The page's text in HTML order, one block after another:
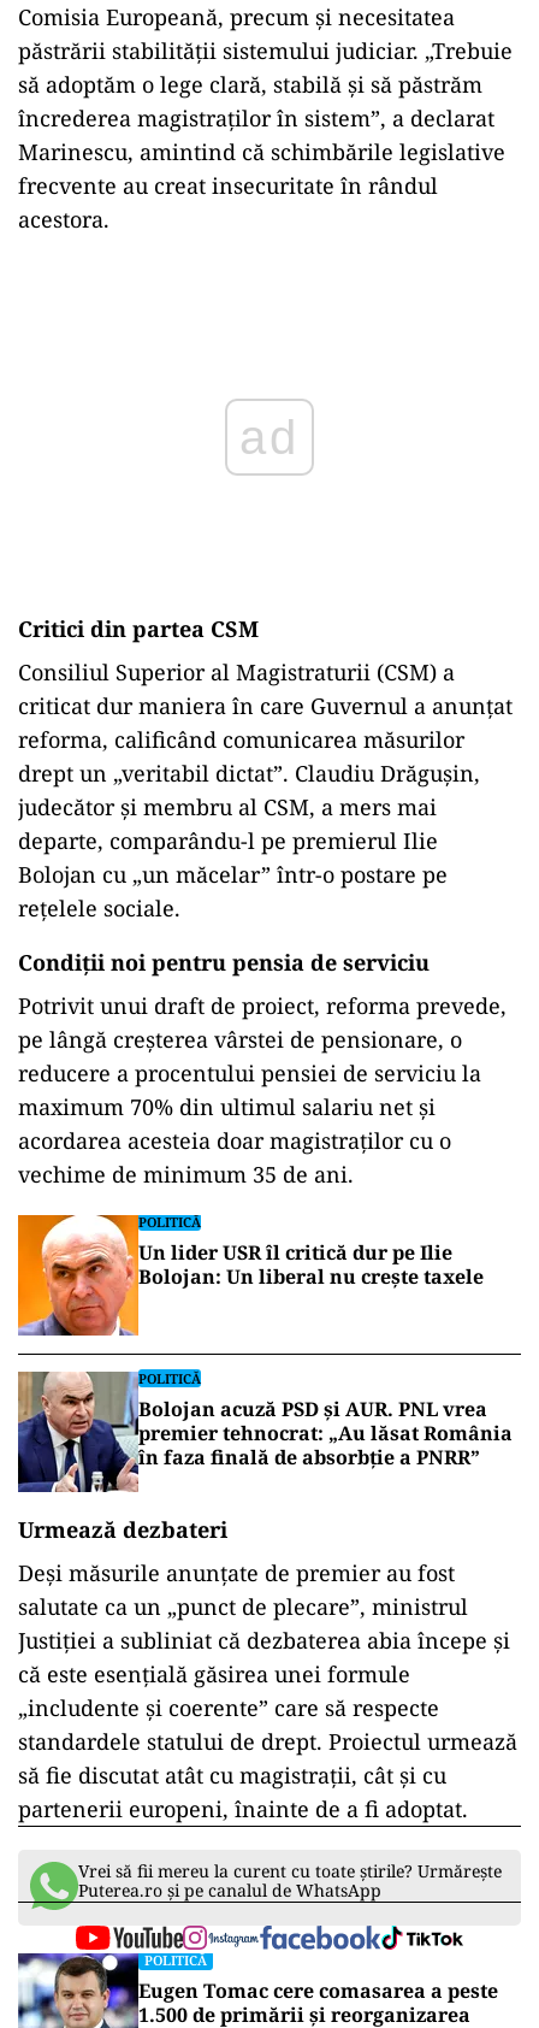
Comisia Europeană, precum și necesitatea
păstrării stabilității sistemului judiciar. „Trebuie
să adoptăm o lege clară, stabilă și să păstrăm
încrederea magistraților în sistem”, a declarat
Marinescu, amintind că schimbările legislative
frecvente au creat insecuritate în rândul
acestora.
Critici din partea CSM
Consiliul Superior al Magistraturii (CSM) a
criticat dur maniera în care Guvernul a anunțat
reforma, calificând comunicarea măsurilor
drept un „veritabil dictat”. Claudiu Drăgușin,
judecător și membru al CSM, a mers mai
departe, comparându-l pe premierul Ilie
Bolojan cu „un măcelar” într-o postare pe
rețelele sociale.
Condiții noi pentru pensia de serviciu
Potrivit unui draft de proiect, reforma prevede,
pe lângă creșterea vârstei de pensionare, o
reducere a procentului pensiei de serviciu la
maximum 70% din ultimul salariu net și
acordarea acesteia doar magistraților cu o
vechime de minimum 35 de ani.
POLITICĂ
Un lider USR îl critică dur pe Ilie
Bolojan: Un liberal nu crește taxele
POLITICĂ
Bolojan acuză PSD și AUR. PNL vrea
premier tehnocrat: „Au lăsat România
în faza finală de absorbţie a PNRR”
Urmează dezbateri
Deși măsurile anunțate de premier au fost
salutate ca un „punct de plecare”, ministrul
Justiției a subliniat că dezbaterea abia începe și
că este esențială găsirea unei formule
„includente și coerente” care să respecte
standardele statului de drept. Proiectul urmează
să fie discutat atât cu magistrații, cât și cu
partenerii europeni, înainte de a fi adoptat.
Vrei să fii mereu la curent cu toate știrile? Urmărește
Puterea.ro și pe canalul de WhatsApp
POLITICĂ
Eugen Tomac cere comasarea a peste
1.500 de primării și reorganizarea